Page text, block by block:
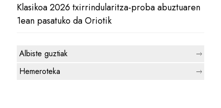
Klasikoa 2026 txirrindularitza-proba abuztuaren
1ean pasatuko da Oriotik
Albiste guztiak
Hemeroteka